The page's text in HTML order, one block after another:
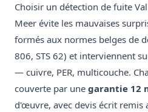
Choisir un détection de fuite
Meer évite les mauvaises
formés aux normes belges de
806, STS 62) et interviennent
— cuivre, PER, multicouche.
couverte par une garantie 12
d'œuvre, avec devis écrit remis